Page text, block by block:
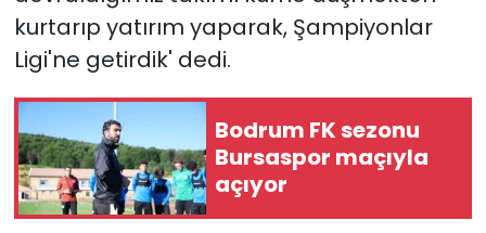
kurtarıp yatırım yaparak, Şampiyonlar
Ligi'ne getirdik' dedi.
Bodrum FK sezonu
Bursaspor maçıyla
açıyor